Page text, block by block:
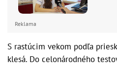
Reklama
S rastúcim vekom podľa
klesá. Do celonárodného